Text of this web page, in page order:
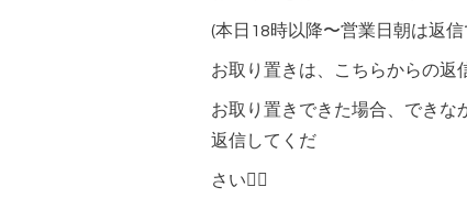
(本日18時以降〜営業日朝は返
お取り置きは、こちらからの返
お取り置きできた場合、できな
返信してくだ
さい🙇‍♀️